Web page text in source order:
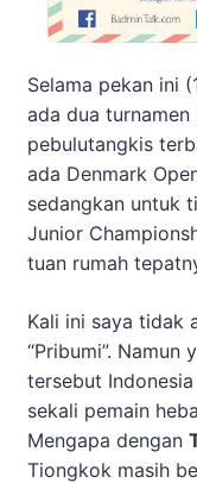
Selama pekan ini
ada dua
pebulutangkis
ada Denmark
sedangkan untuk
Junior
tuan rumah
Kali ini saya tidak
“Pribumi”. Namun
tersebut
sekali pemain
Mengapa dengan
Tiongkok masih